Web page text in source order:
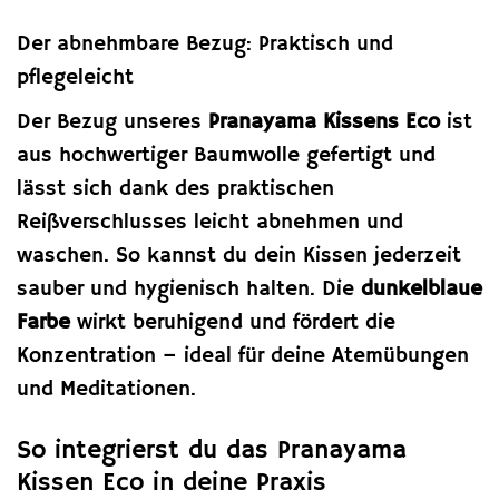
Der abnehmbare Bezug: Praktisch und
pflegeleicht
Der Bezug unseres Pranayama Kissens Ecoist
aus hochwertiger Baumwolle gefertigt und
lässt sich dank des praktischen
Reißverschlusses leicht abnehmen und
waschen. So kannst du dein Kissen jederzeit
sauber und hygienisch halten. Die dunkelblaue
Farbewirkt beruhigend und fördert die
Konzentration – ideal für deine Atemübungen
und Meditationen.
So integrierst du das Pranayama
Kissen Eco in deine Praxis